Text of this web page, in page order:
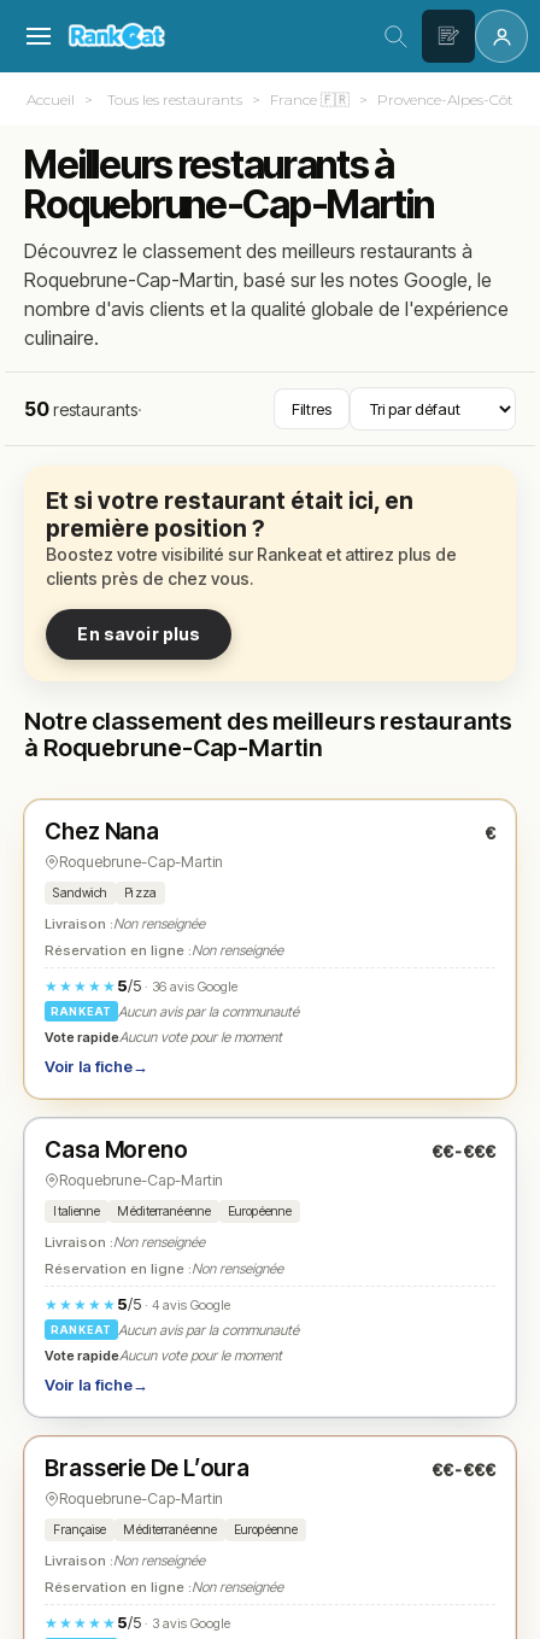
Accueil Tous les restaurants France 🇫🇷 Provence-Alpes-Côte
Meilleurs restaurants à
Roquebrune-Cap-Martin
Découvrez le classement des meilleurs restaurants à
Roquebrune-Cap-Martin, basé sur les notes Google, le
nombre d'avis clients et la qualité globale de l'expérience
culinaire.
50restaurants· Filtres
Et si votre restaurant était ici, en
première position ?
Boostez votre visibilité sur Rankeat et attirez plus de
clients près de chez vous.
En savoir plus
Notre classement des meilleurs restaurants
à Roquebrune-Cap-Martin
★ N° 1
Chez Nana €
Roquebrune-Cap-Martin
Sandwich Pizza
Livraison :Non renseignée
Réservation en ligne :Non renseignée
★★★★★ 5/5· 36 avis Google
RANKEAT
Aucun avis par la communauté
Vote rapideAucun vote pour le moment
Voir la fiche→
★ N° 2
Casa Moreno €€-€€€
Roquebrune-Cap-Martin
Italienne Méditerranéenne Européenne
Livraison :Non renseignée
Réservation en ligne :Non renseignée
★★★★★ 5/5· 4 avis Google
RANKEAT
Aucun avis par la communauté
Vote rapideAucun vote pour le moment
Voir la fiche→
★ N° 3
Brasserie De L’oura €€-€€€
Roquebrune-Cap-Martin
Française Méditerranéenne Européenne
Livraison :Non renseignée
Réservation en ligne :Non renseignée
★★★★★ 5/5· 3 avis Google